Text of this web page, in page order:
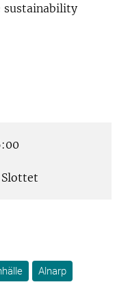
Slottet
Alnarp